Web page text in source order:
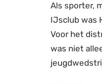
Als sporter,
IJsclub was
Voor het
was niet